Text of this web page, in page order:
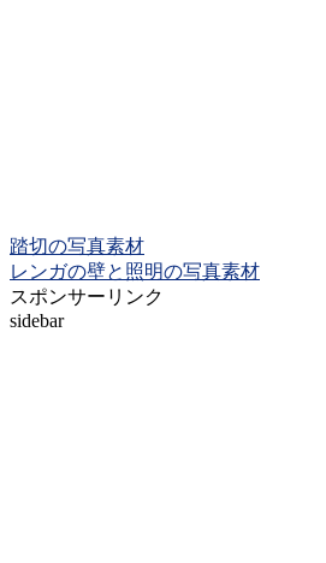
踏切の写真素材
レンガの壁と照明の写真素材
スポンサーリンク
sidebar